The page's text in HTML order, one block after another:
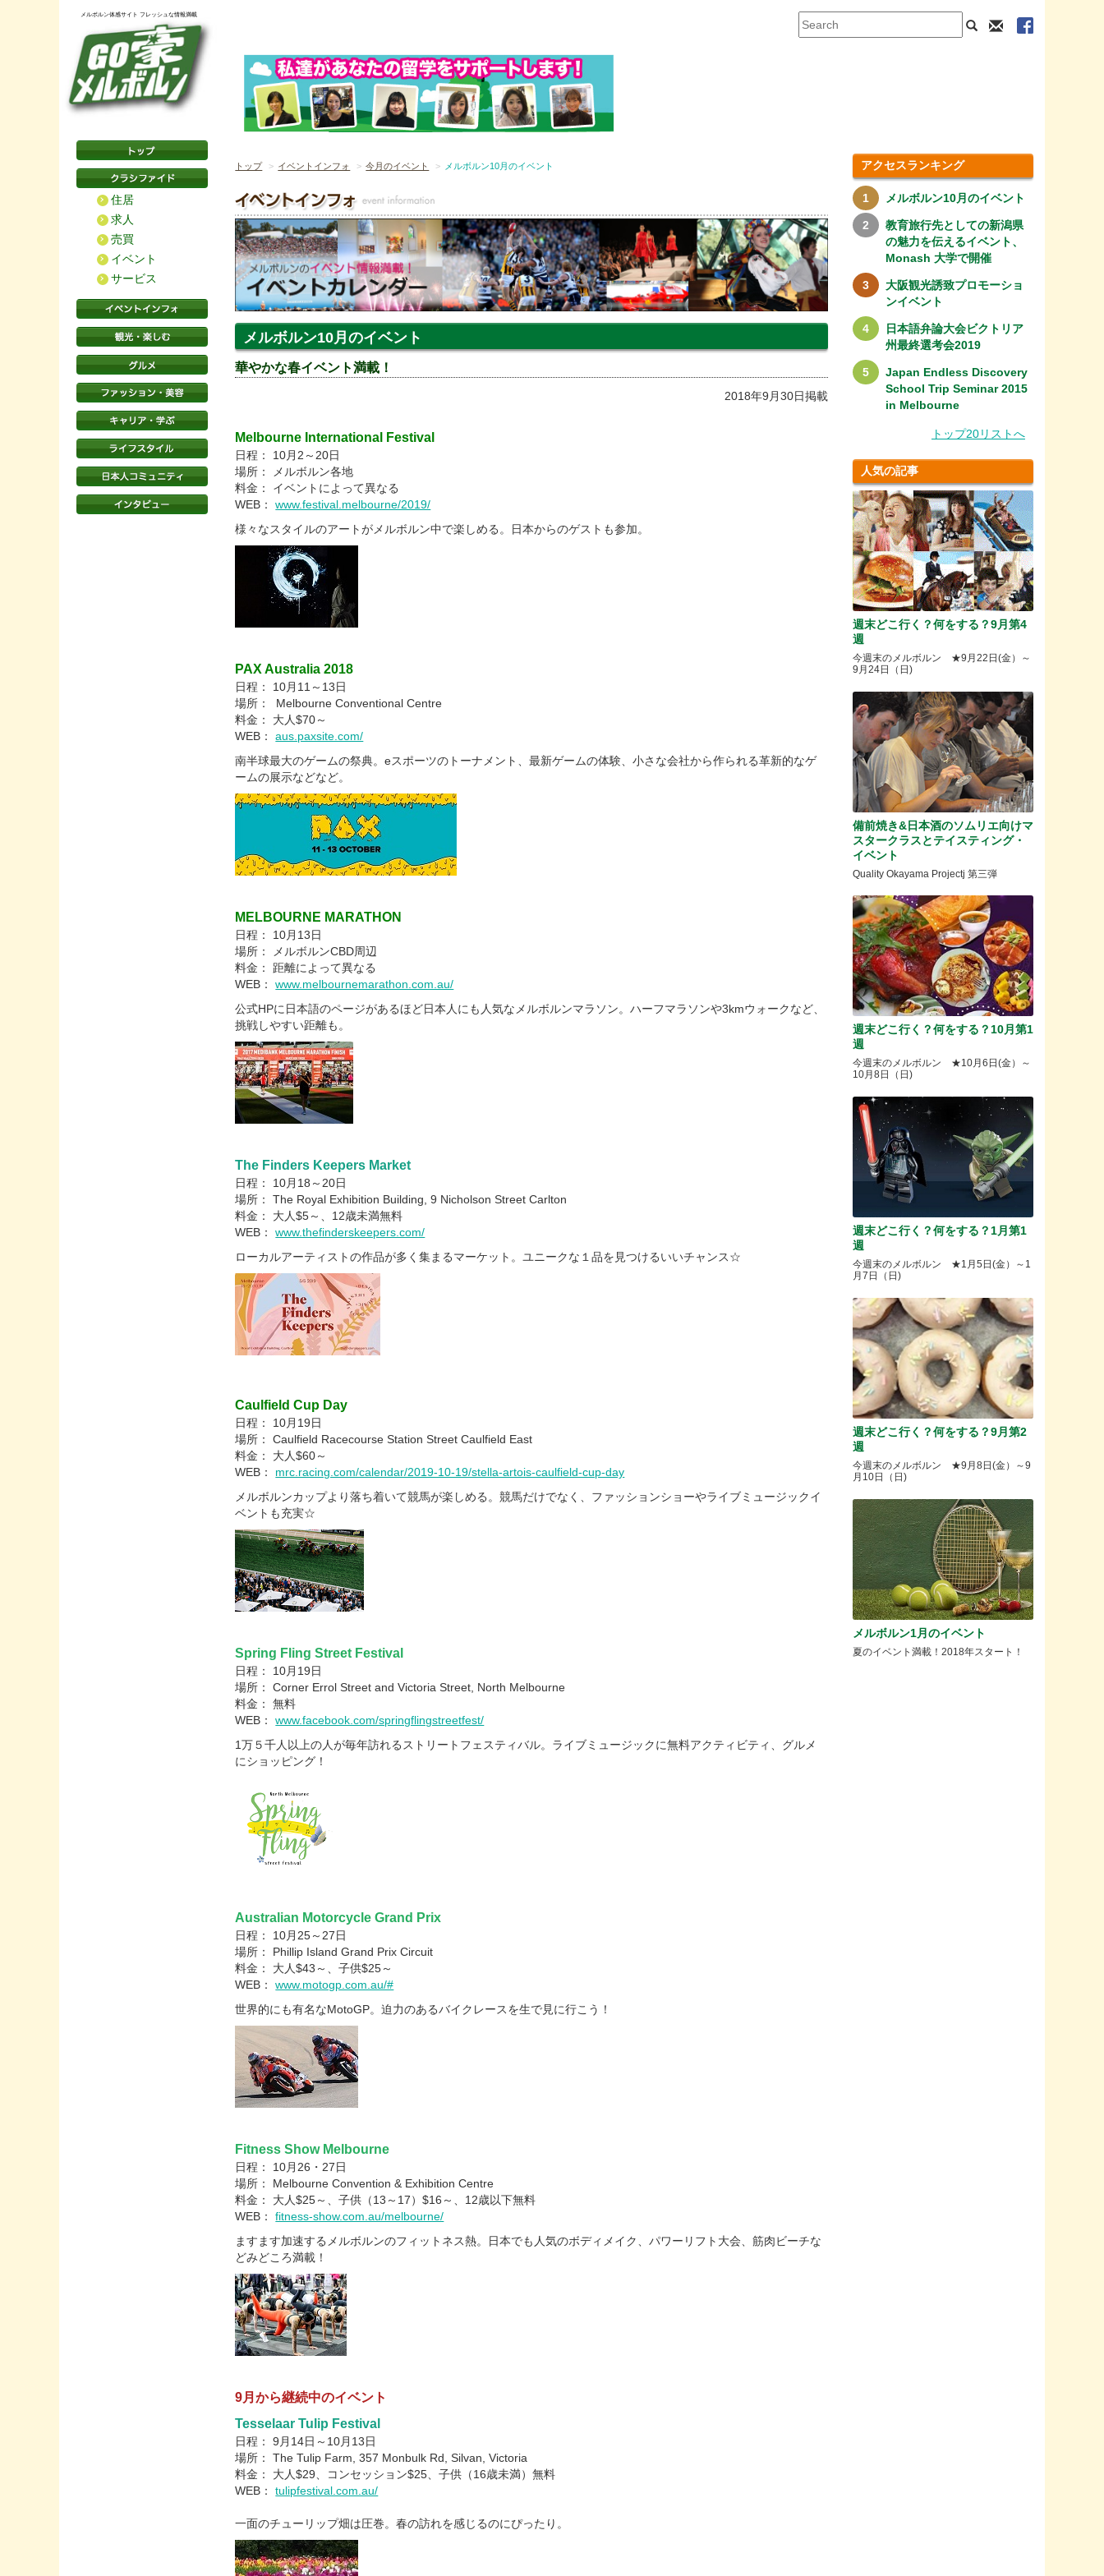
メルボルン体感サイト フレッシュな情報満載
住居
求人
売買
イベント
サービス
トップ イベントインフォ 今月のイベント メルボルン10月のイベント
メルボルン10月のイベント
華やかな春イベント満載！
2018年9月30日掲載
Melbourne International Festival
日程： 10月2～20日
場所： メルボルン各地
料金： イベントによって異なる
WEB：www.festival.melbourne/2019/
様々なスタイルのアートがメルボルン中で楽しめる。日本からのゲストも参加。
PAX Australia 2018
日程： 10月11～13日
場所： Melbourne Conventional Centre
料金： 大人$70～
WEB：aus.paxsite.com/
南半球最大のゲームの祭典。eスポーツのトーナメント、最新ゲームの体験、小さな会社から作られる革新的なゲ
ームの展示などなど。
MELBOURNE MARATHON
日程： 10月13日
場所： メルボルンCBD周辺
料金： 距離によって異なる
WEB：www.melbournemarathon.com.au/
公式HPに日本語のページがあるほど日本人にも人気なメルボルンマラソン。ハーフマラソンや3kmウォークなど、
挑戦しやすい距離も。
The Finders Keepers Market
日程： 10月18～20日
場所： The Royal Exhibition Building, 9 Nicholson Street Carlton
料金： 大人$5～、12歳未満無料
WEB：www.thefinderskeepers.com/
ローカルアーティストの作品が多く集まるマーケット。ユニークな１品を見つけるいいチャンス☆
Caulfield Cup Day
日程： 10月19日
場所： Caulfield Racecourse Station Street Caulfield East
料金： 大人$60～
WEB： mrc.racing.com/calendar/2019-10-19/stella-artois-caulfield-cup-day
メルボルンカップより落ち着いて競馬が楽しめる。競馬だけでなく、ファッションショーやライブミュージックイ
ベントも充実☆
Spring Fling Street Festival
日程： 10月19日
場所： Corner Errol Street and Victoria Street, North Melbourne
料金： 無料
WEB：www.facebook.com/springflingstreetfest/
1万５千人以上の人が毎年訪れるストリートフェスティバル。ライブミュージックに無料アクティビティ、グルメ
にショッピング！
Australian Motorcycle Grand Prix
日程： 10月25～27日
場所： Phillip Island Grand Prix Circuit
料金： 大人$43～、子供$25～
WEB：www.motogp.com.au/#
世界的にも有名なMotoGP。迫力のあるバイクレースを生で見に行こう！
Fitness Show Melbourne
日程： 10月26・27日
場所： Melbourne Convention & Exhibition Centre
料金： 大人$25～、子供（13～17）$16～、12歳以下無料
WEB：fitness-show.com.au/melbourne/
ますます加速するメルボルンのフィットネス熱。日本でも人気のボディメイク、パワーリフト大会、筋肉ビーチな
どみどころ満載！
9月から継続中のイベント
Tesselaar Tulip Festival
日程： 9月14日～10月13日
場所： The Tulip Farm, 357 Monbulk Rd, Silvan, Victoria
料金： 大人$29、コンセッション$25、子供（16歳未満）無料
WEB：tulipfestival.com.au/
一面のチューリップ畑は圧巻。春の訪れを感じるのにぴったり。
アクセスランキング
メルボルン10月のイベント
教育旅行先としての新潟県
の魅力を伝えるイベント、
Monash 大学で開催
大阪観光誘致プロモーショ
ンイベント
日本語弁論大会ビクトリア
州最終選考会2019
Japan Endless Discovery
School Trip Seminar 2015
in Melbourne
トップ20リストへ
人気の記事
週末どこ行く？何をする？9月第4
週
今週末のメルボルン ★9月22日(金）～
9月24日（日)
備前焼き&日本酒のソムリエ向けマ
スタークラスとテイスティング・
イベント
Quality Okayama Projectj 第三弾
週末どこ行く？何をする？10月第1
週
今週末のメルボルン ★10月6日(金）～
10月8日（日)
週末どこ行く？何をする？1月第1
週
今週末のメルボルン ★1月5日(金）～1
月7日（日)
週末どこ行く？何をする？9月第2
週
今週末のメルボルン ★9月8日(金）～9
月10日（日)
メルボルン1月のイベント
夏のイベント満載！2018年スタート！